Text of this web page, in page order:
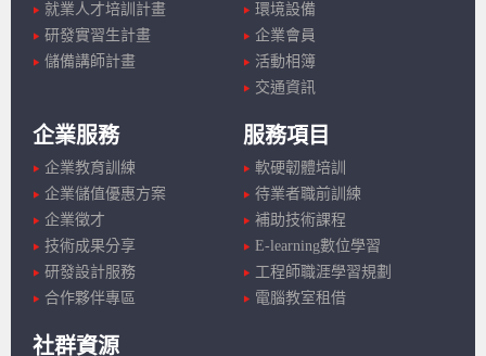
就業人才培訓計畫
研發實習生計畫
儲備講師計畫
環境設備
企業會員
活動相簿
交通資訊
企業服務
企業教育訓練
企業儲值優惠方案
企業徵才
技術成果分享
研發設計服務
合作夥伴專區
服務項目
軟硬韌體培訓
待業者職前訓練
補助技術課程
E-learning數位學習
工程師職涯學習規劃
電腦教室租借
社群資源